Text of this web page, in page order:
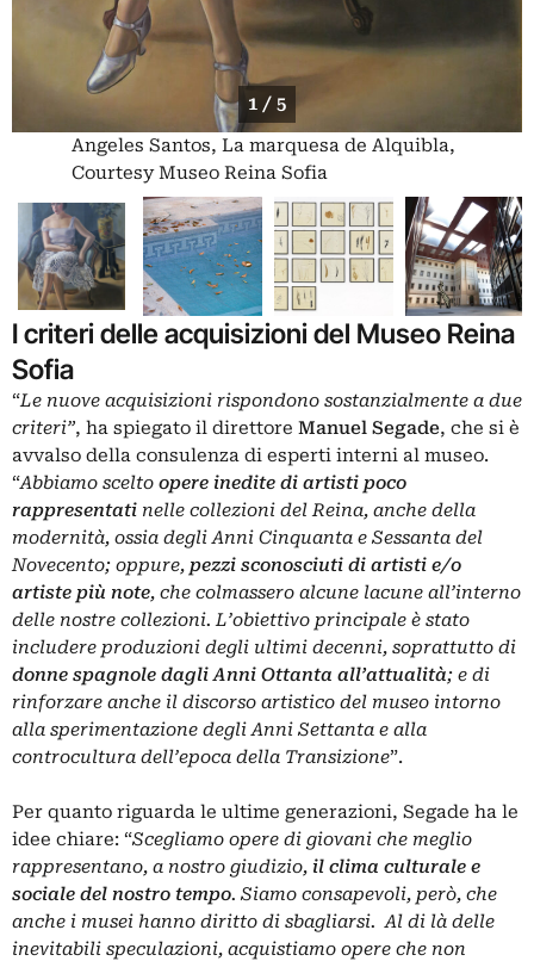
1 / 5
Angeles Santos, La marquesa de Alquibla,
Courtesy Museo Reina Sofia
I criteri delle acquisizioni del Museo Reina
Sofia
“Le nuove acquisizioni rispondono sostanzialmente a due
criteri”, ha spiegato il direttore Manuel Segade, che si è
avvalso della consulenza di esperti interni al museo.
“Abbiamo scelto opere inedite di artisti poco
rappresentati nelle collezioni del Reina, anche della
modernità, ossia degli Anni Cinquanta e Sessanta del
Novecento; oppure, pezzi sconosciuti di artisti e/o
artiste più note, che colmassero alcune lacune all’interno
delle nostre collezioni. L’obiettivo principale è stato
includere produzioni degli ultimi decenni, soprattutto di
donne spagnole dagli Anni Ottanta all’attualità; e di
rinforzare anche il discorso artistico del museo intorno
alla sperimentazione degli Anni Settanta e alla
controcultura dell’epoca della Transizione”.
Per quanto riguarda le ultime generazioni, Segade ha le
idee chiare: “Scegliamo opere di giovani che meglio
rappresentano, a nostro giudizio, il clima culturale e
sociale del nostro tempo. Siamo consapevoli, però, che
anche i musei hanno diritto di sbagliarsi. Al di là delle
inevitabili speculazioni, acquistiamo opere che non